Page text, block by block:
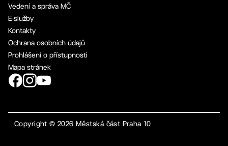
Vedení a správa MČ
E-služby
Kontakty
Ochrana osobních údajů
Prohlášení o přístupnosti
Mapa stránek
Copyright ©2026 Městská část Praha 10